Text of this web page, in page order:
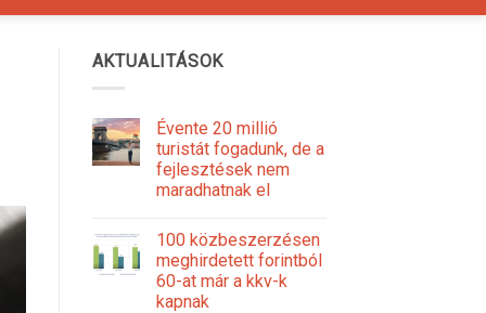
AKTUALITÁSOK
Évente 20 millió
turistát fogadunk, de a
fejlesztések nem
maradhatnak el
100 közbeszerzésen
meghirdetett forintból
60-at már a kkv-k
kapnak